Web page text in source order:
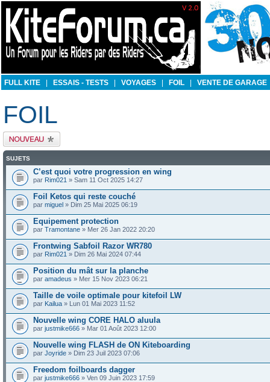
FULL KITE ESSAIS - TESTS VOYAGES FOIL VENTE DE GARAGE
FOIL
Publier un nouveau
sujet
SUJETS
C’est quoi votre progression en wing
par Rim021 » Sam 11 Oct 2025 14:27
Foil Ketos qui reste couché
par miguel » Dim 25 Mai 2025 06:19
Equipement protection
par Tramontane » Mer 26 Jan 2022 20:20
Frontwing Sabfoil Razor WR780
par Rim021 » Dim 26 Mai 2024 07:44
Position du mât sur la planche
par amadeus » Mer 15 Nov 2023 06:21
Taille de voile optimale pour kitefoil LW
par Kailua » Lun 01 Mai 2023 11:52
Nouvelle wing CORE HALO aluula
par justmike666 » Mar 01 Août 2023 12:00
Nouvelle wing FLASH de ON Kiteboarding
par Joyride » Dim 23 Juil 2023 07:06
Freedom foilboards dagger
par justmike666 » Ven 09 Juin 2023 17:59